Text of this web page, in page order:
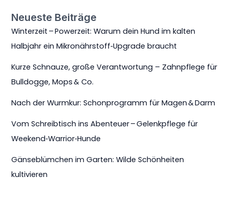
Neueste Beiträge
Winterzeit – Powerzeit: Warum dein Hund im kalten
Halbjahr ein Mikronährstoff‑Upgrade braucht
Kurze Schnauze, große Verantwortung – Zahnpflege für
Bulldogge, Mops & Co.
Nach der Wurmkur: Schonprogramm für Magen & Darm
Vom Schreibtisch ins Abenteuer – Gelenkpflege für
Weekend‑Warrior‑Hunde
Gänseblümchen im Garten: Wilde Schönheiten
kultivieren